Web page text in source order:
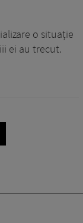
o situație
ei au trecut.